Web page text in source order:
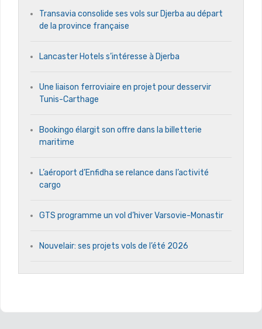
Transavia consolide ses vols sur Djerba au départ
de la province française
Lancaster Hotels s’intéresse à Djerba
Une liaison ferroviaire en projet pour desservir
Tunis-Carthage
Bookingo élargit son offre dans la billetterie
maritime
L’aéroport d’Enfidha se relance dans l’activité
cargo
GTS programme un vol d’hiver Varsovie-Monastir
Nouvelair: ses projets vols de l’été 2026